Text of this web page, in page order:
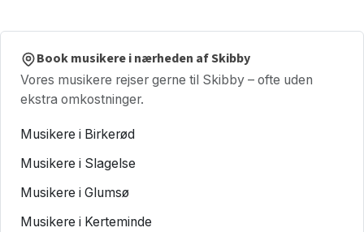
Book musikere i nærheden af Skibby
Vores musikere rejser gerne til Skibby – ofte uden
ekstra omkostninger.
Musikere i Birkerød
Musikere i Slagelse
Musikere i Glumsø
Musikere i Kerteminde